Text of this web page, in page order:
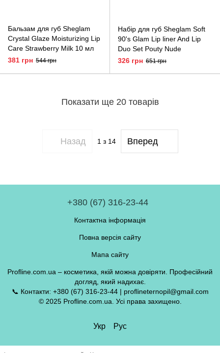
Бальзам для губ Sheglam
Crystal Glaze Moisturizing Lip
Care Strawberry Milk 10 мл
381 грн 544 грн
Набір для губ Sheglam Soft
90's Glam Lip liner And Lip
Duo Set Pouty Nude
326 грн 651 грн
Показати ще 20 товарів
Назад 1 з 14 Вперед
+380 (67) 316-23-44
Контактна інформація
Повна версія сайту
Мапа сайту
Profline.com.ua – косметика, якій можна довіряти. Професійний
догляд, який надихає.
📞 Контакти: +380 (67) 316-23-44 | proflineternopil@gmail.com
© 2025 Profline.com.ua. Усі права захищено.
Укр Рус